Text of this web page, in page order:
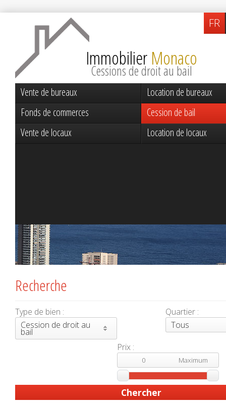
Immobilier Monaco
Cessions de droit au bail
Recherche
Type de bien :
Cession de droit au
bail
Quartier :
Tous
Prix :
FR
Vente de bureaux
Location de bureaux
Fonds de commerces
Cession de bail
Vente de locaux
Location de locaux